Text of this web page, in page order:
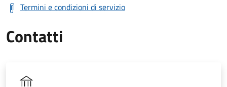
Termini e condizioni di servizio
Contatti